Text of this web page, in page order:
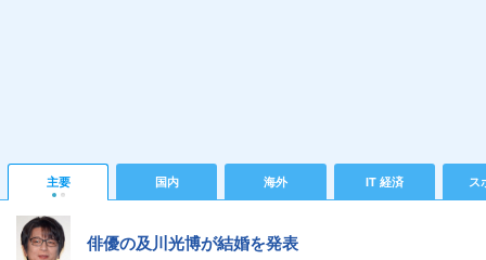
主要 国内 海外 IT 経済 ス
俳優の及川光博が結婚を発表